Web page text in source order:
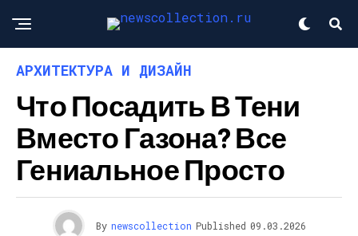
АРХИТЕКТУРА И ДИЗАЙН
Что Посадить В Тени
Вместо Газона? Все
Гениальное Просто
By newscollection Published 09.03.2026